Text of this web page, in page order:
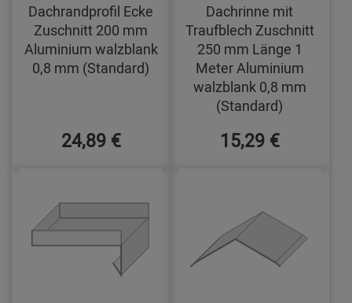
Dachrandprofil Ecke
Zuschnitt 200 mm
Aluminium walzblank
0,8 mm (Standard)
24,89 €
Dachrinne mit
Traufblech Zuschnitt
250 mm Länge 1
Meter Aluminium
walzblank 0,8 mm
(Standard)
15,29 €